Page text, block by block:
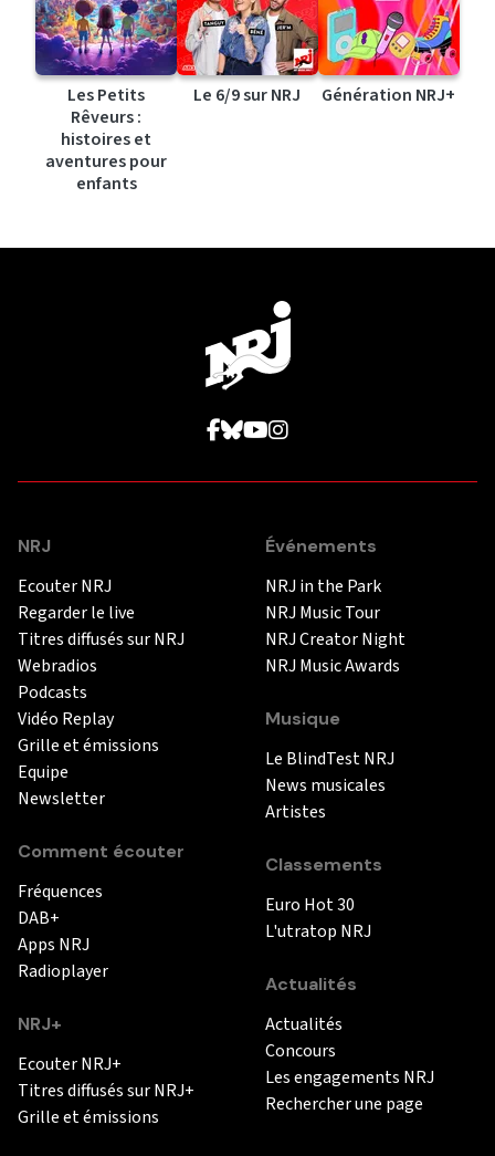
Les Petits
Rêveurs :
histoires et
aventures pour
enfants
Le 6/9 sur NRJ Génération NRJ+
NRJ
Ecouter NRJ
Regarder le live
Titres diffusés sur NRJ
Webradios
Podcasts
Vidéo Replay
Grille et émissions
Equipe
Newsletter
Comment écouter
Fréquences
DAB+
Apps NRJ
Radioplayer
NRJ+
Ecouter NRJ+
Titres diffusés sur NRJ+
Grille et émissions
Événements
NRJ in the Park
NRJ Music Tour
NRJ Creator Night
NRJ Music Awards
Musique
Le BlindTest NRJ
News musicales
Artistes
Classements
Euro Hot 30
L'utratop NRJ
Actualités
Actualités
Concours
Les engagements NRJ
Rechercher une page